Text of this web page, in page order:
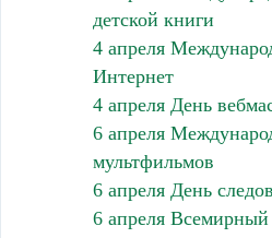
детской книги
4 апреля
Интернет
4 апреля День
6 апреля
мультфильмов
6 апреля День
6 апреля Всемирный